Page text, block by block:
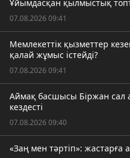
Ұйымдасқан қылмыстық
07.08.2026 09:41
Мемлекеттік қызметтер
қалай жұмыс істейді?
07.08.2026 09:41
Аймақ басшысы Біржан сал
кездесті
07.08.2026 09:40
«Заң мен тәртіп»: